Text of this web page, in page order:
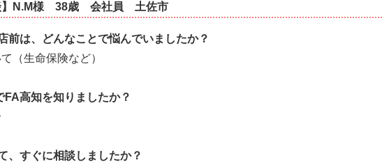
】N.M様 38歳 会社員 土佐市
前は、どんなことで悩んでいましたか？
（生命保険など）
FA高知を知りましたか？
、すぐに相談しましたか？